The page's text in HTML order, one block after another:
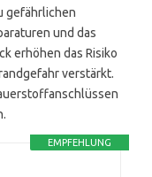
gefährlichen
und das
erhöhen das Risiko
verstärkt.
EMPFEHLUNG